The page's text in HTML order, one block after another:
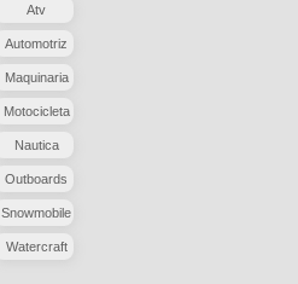
Atv
Automotriz
Maquinaria
Motocicleta
Nautica
Outboards
Snowmobile
Watercraft